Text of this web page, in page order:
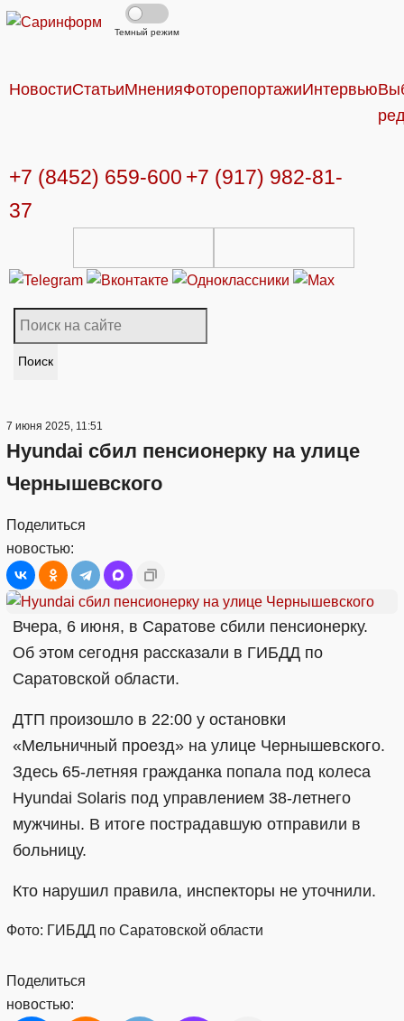
Темный режим
НовостиСтатьиМненияФоторепортажиИнтервью
+7 (8452) 659-600 +7 (917) 982-81-
37
Поиск
7 июня 2025, 11:51
Hyundai сбил пенсионерку на улице
Чернышевского
Поделиться
новостью:
Вчера, 6 июня, в Саратове сбили пенсионерку.
Об этом сегодня рассказали в ГИБДД по
Саратовской области.
ДТП произошло в 22:00 у остановки
«Мельничный проезд» на улице Чернышевского.
Здесь 65-летняя гражданка попала под колеса
Hyundai Solaris под управлением 38-летнего
мужчины. В итоге пострадавшую отправили в
больницу.
Кто нарушил правила, инспекторы не уточнили.
Фото: ГИБДД по Саратовской области
Поделиться
новостью: